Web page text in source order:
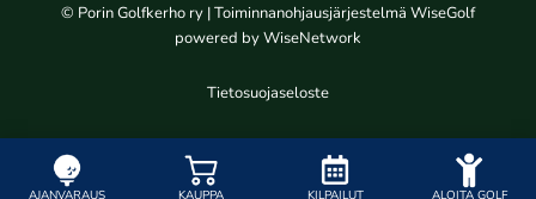
AJANVARAUS KAUPPA KILPAILUT ALOITA GOLF
© Porin Golfkerho ry | Toiminnanohjausjärjestelmä WiseGolf
powered by WiseNetwork
Tietosuojaseloste